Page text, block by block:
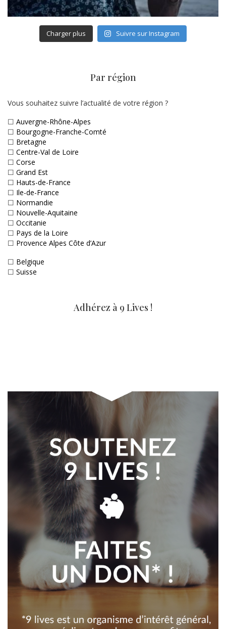
Charger plus Suivre sur Instagram
Par région
Vous souhaitez suivre l’actualité de votre région ?
☐ Auvergne-Rhône-Alpes
☐ Bourgogne-Franche-Comté
☐ Bretagne
☐ Centre-Val de Loire
☐ Corse
☐ Grand Est
☐ Hauts-de-France
☐ Ile-de-France
☐ Normandie
☐ Nouvelle-Aquitaine
☐ Occitanie
☐ Pays de la Loire
☐ Provence Alpes Côte d’Azur
☐ Belgique
☐ Suisse
Adhérez à 9 Lives !